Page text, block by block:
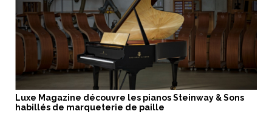
Luxe Magazine découvre les pianos Steinway & Sons
habillés de marqueterie de paille